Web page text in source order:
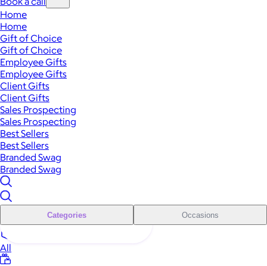
Home
Home
Gift of Choice
Gift of Choice
Employee Gifts
Employee Gifts
Client Gifts
Client Gifts
Sales Prospecting
Sales Prospecting
Best Sellers
Best Sellers
Branded Swag
Branded Swag
Categories Occasions
All